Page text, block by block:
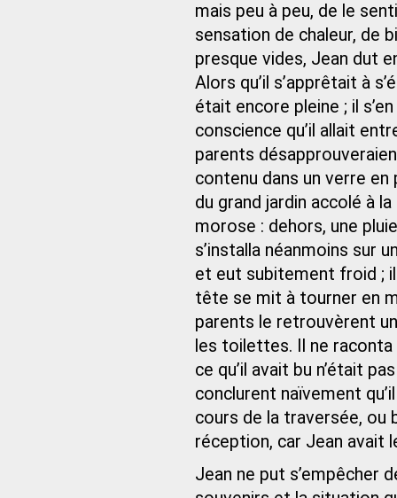
mais peu à peu, de le
sensation de chaleur, de
presque vides, Jean dut
Alors qu’il s’apprêtait à
était encore pleine ; il
conscience qu’il allait
parents
contenu dans un verre
du grand jardin accolé à
morose : dehors, une
s’installa néanmoins sur
et eut subitement froid ;
tête se mit à tourner en
parents le retrouvèrent
les toilettes. Il ne
ce qu’il avait bu n’était
conclurent naïvement
cours de la traversée, ou
réception, car Jean avait
Jean ne put s’empêcher